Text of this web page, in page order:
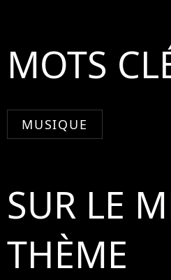
MOTS
MUSIQUE
SUR LE
THÈME